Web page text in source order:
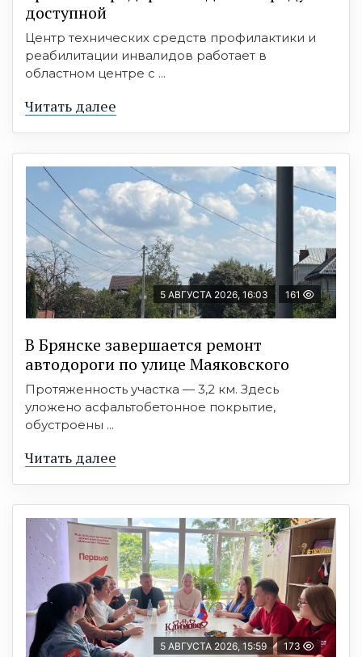
доступной
Центр технических средств профилактики и
реабилитации инвалидов работает в
областном центре с ...
Читать далее
5 АВГУСТА 2026, 16:03 161
В Брянске завершается ремонт
автодороги по улице Маяковского
Протяженность участка — 3,2 км. Здесь
уложено асфальтобетонное покрытие,
обустроены ...
Читать далее
5 АВГУСТА 2026, 15:59 173